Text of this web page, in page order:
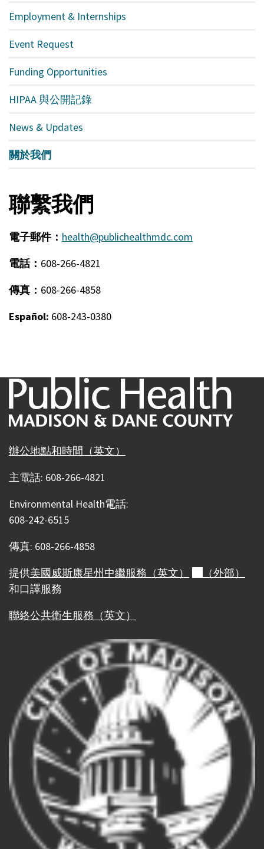
Employment & Internships
Event Request
Funding Opportunities
HIPAA 與公開記錄
News & Updates
關於我們
聯繫我們
電子郵件： health@publichealthmdc.com
電話： 608-266-4821
傳真： 608-266-4858
Español: 608-243-0380
辦公地點和時間（英文）
主電話: 608-266-4821
Environmental Health電話:
608-242-6515
傳真: 608-266-4858
提供美國威斯康星州中繼服務（英文）
（外部）
和口譯服務
聯絡公共衛生服務（英文）